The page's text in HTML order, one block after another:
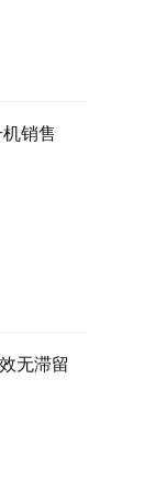
销售
无滞留